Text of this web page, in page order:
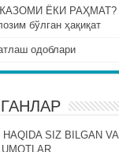
ЁКИ РАҲМАТ?
бўлган ҳақиқат
одоблари
HAQIDA SIZ BILGAN VA